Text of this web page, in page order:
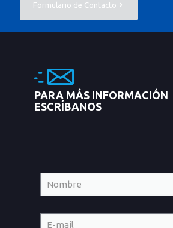
Formulario de Contacto
PARA MÁS INFORMACIÓN
ESCRÍBANOS